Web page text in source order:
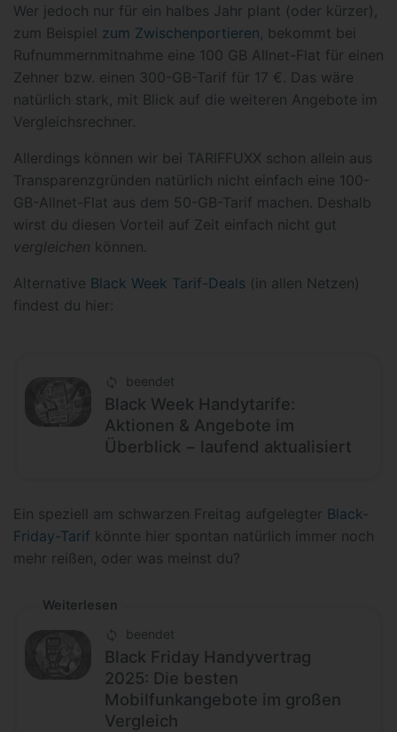
Wer jedoch nur für ein halbes Jahr plant (oder kürzer),
zum Beispiel zum Zwischenportieren , bekommt bei
Rufnummernmitnahme eine 100 GB Allnet-Flat für einen
Zehner bzw. einen 300-GB-Tarif für 17 €. Das wäre
natürlich stark, mit Blick auf die weiteren Angebote im
Vergleichsrechner.
Allerdings können wir bei TARIFFUXX schon allein aus
Transparenzgründen natürlich nicht einfach eine 100-
GB-Allnet-Flat aus dem 50-GB-Tarif machen. Deshalb
wirst du diesen Vorteil auf Zeit einfach nicht gut
vergleichen können.
Alternative Black Week Tarif-Deals (in allen Netzen)
findest du hier:
beendet
Black Week Handytarife:
Aktionen & Angebote im
Überblick − laufend aktualisiert
Ein speziell am schwarzen Freitag aufgelegter Black-
Friday-Tarif könnte hier spontan natürlich immer noch
mehr reißen, oder was meinst du?
Weiterlesen
beendet
Black Friday Handyvertrag
2025: Die besten
Mobilfunkangebote im großen
Vergleich